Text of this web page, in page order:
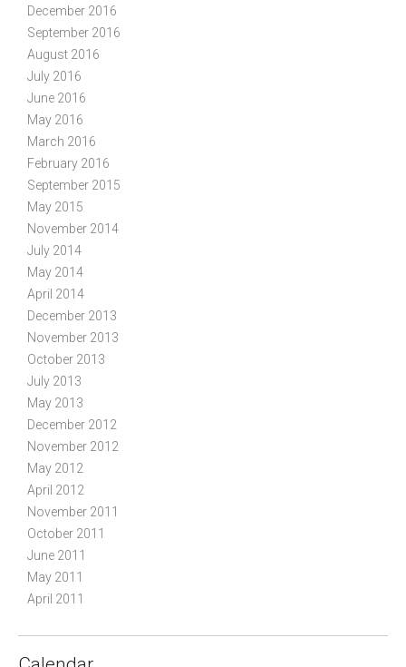
December 2016
September 2016
August 2016
July 2016
June 2016
May 2016
March 2016
February 2016
September 2015
May 2015
November 2014
July 2014
May 2014
April 2014
December 2013
November 2013
October 2013
July 2013
May 2013
December 2012
November 2012
May 2012
April 2012
November 2011
October 2011
June 2011
May 2011
April 2011